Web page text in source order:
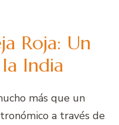
Roja: Un
India
más que un
a través de